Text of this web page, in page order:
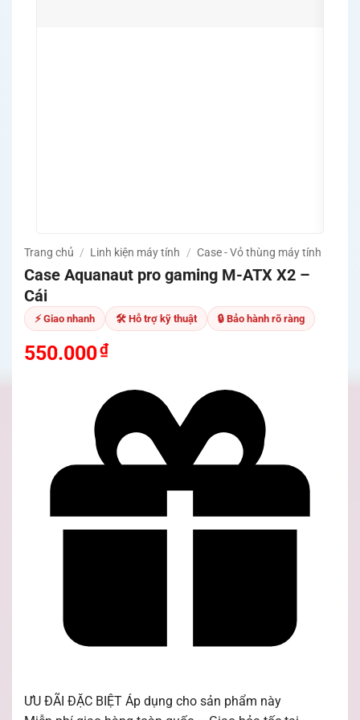
Trang chủ / Linh kiện máy tính / Case - Vỏ thùng máy tính
Case Aquanaut pro gaming M-ATX X2 –
Cái
⚡ Giao nhanh 🛠 Hỗ trợ kỹ thuật 🔒 Bảo hành rõ ràng
550.000₫
ƯU ĐÃI ĐẶC BIỆT Áp dụng cho sản phẩm này